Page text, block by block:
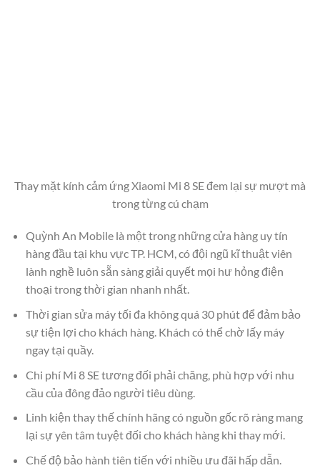
Thay mặt kính cảm ứng Xiaomi Mi 8 SE đem lại sự mượt mà
trong từng cú chạm
Quỳnh An Mobile là một trong những cửa hàng uy tín
hàng đầu tại khu vực TP. HCM, có đội ngũ kĩ thuật viên
lành nghề luôn sẵn sàng giải quyết mọi hư hỏng điện
thoại trong thời gian nhanh nhất.
Thời gian sửa máy tối đa không quá 30 phút để đảm bảo
sự tiện lợi cho khách hàng. Khách có thể chờ lấy máy
ngay tại quầy.
Chi phí Mi 8 SE tương đối phải chăng, phù hợp với nhu
cầu của đông đảo người tiêu dùng.
Linh kiện thay thế chính hãng có nguồn gốc rõ ràng mang
lại sự yên tâm tuyệt đối cho khách hàng khi thay mới.
Chế độ bảo hành tiên tiến với nhiều ưu đãi hấp dẫn.